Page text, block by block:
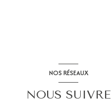
NOS RÉSEAUX
NOUS SUIVRE